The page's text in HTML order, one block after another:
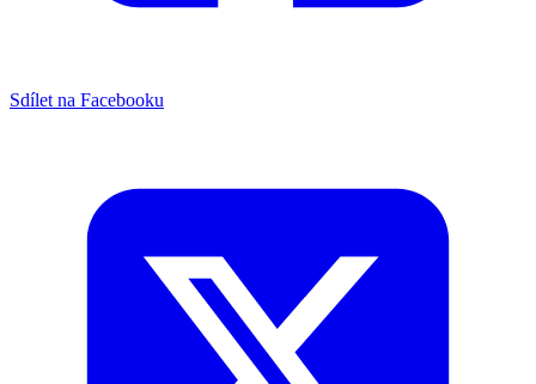
Sdílet na Facebooku